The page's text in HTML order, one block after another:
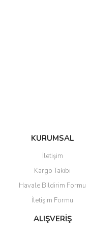
Gönder
KURUMSAL
İletişim
Kargo Takibi
Havale Bildirim Formu
İletişim Formu
ALIŞVERİŞ